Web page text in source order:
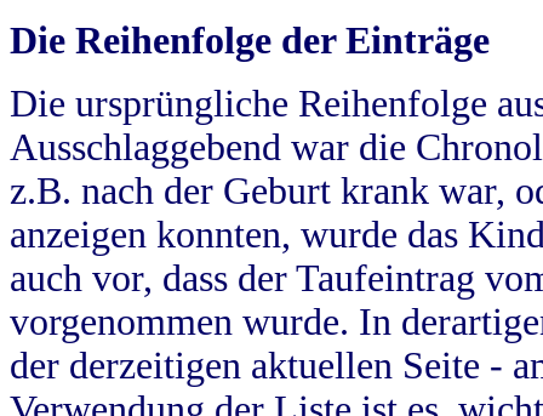
Die Reihenfolge der Einträge
Die ursprüngliche Reihenfolge
Ausschlaggebend war die
z.B. nach der Geburt krank war,
anzeigen konnten, wurde das
auch vor, dass der Taufeintrag
vorgenommen wurde. In
der derzeitigen aktuellen Seite -